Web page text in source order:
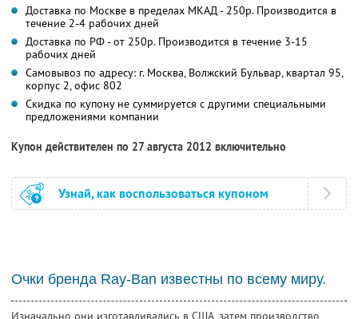
Доставка по Москве в пределах МКАД - 250р. Производится в
течение 2-4 рабочих дней
Доставка по РФ - от 250р. Производится в течение 3-15
рабочих дней
Самовывоз по адресу: г. Москва, Волжский Бульвар, квартал 95,
корпус 2, офис 802
Скидка по купону не суммируется с другими специальными
предложениями компании
Купон действителен по 27 августа 2012 включительно
Узнай, как воспользоваться купоном
Очки бренда Ray-Ban известны по всему миру.
Изначально они изготавливались в США, затем производство